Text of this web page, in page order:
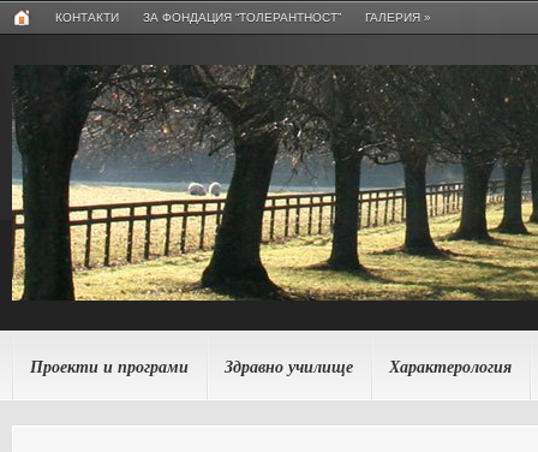
КОНТАКТИ ЗА ФОНДАЦИЯ “ТОЛЕРАНТНОСТ” ГАЛЕРИЯ »
Проекти и програми Здравно училище Характерология